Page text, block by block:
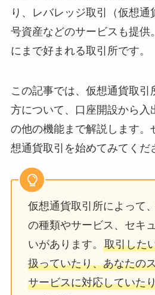
り、レバレッジ取引（仮想
号資産などのサービスも提供
にまで好まれる取引所です。
この記事では、仮想通貨取引
方について、口座開設から入
の他の機能まで解説します。
想通貨取引を始めてみてくだ
仮想通貨取引所によって
の種類やサービス、セキ
いがあります。 取引した
扱っていたり、あなたの
サービスに対応していた